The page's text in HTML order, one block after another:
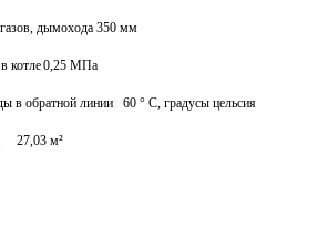
дымохода 350 мм
котле0,25 МПа
в обратной линии 60 ° C, градусы цельсия
27,03 м²